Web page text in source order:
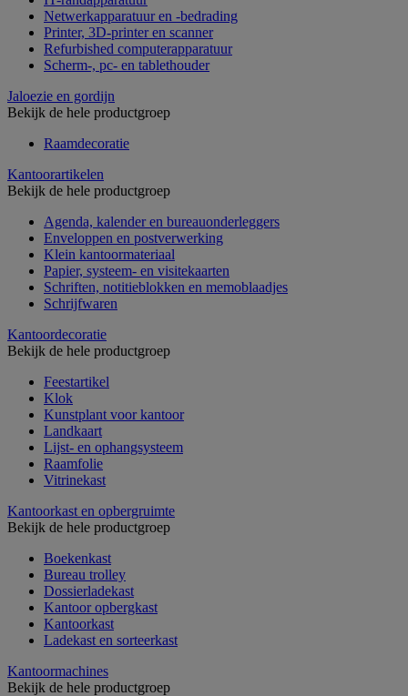
Netwerkapparatuur en -bedrading
Printer, 3D-printer en scanner
Refurbished computerapparatuur
Scherm-, pc- en tablethouder
Jaloezie en gordijn
Bekijk de hele productgroep
Raamdecoratie
Kantoorartikelen
Bekijk de hele productgroep
Agenda, kalender en bureauonderleggers
Enveloppen en postverwerking
Klein kantoormateriaal
Papier, systeem- en visitekaarten
Schriften, notitieblokken en memoblaadjes
Schrijfwaren
Kantoordecoratie
Bekijk de hele productgroep
Feestartikel
Klok
Kunstplant voor kantoor
Landkaart
Lijst- en ophangsysteem
Raamfolie
Vitrinekast
Kantoorkast en opbergruimte
Bekijk de hele productgroep
Boekenkast
Bureau trolley
Dossierladekast
Kantoor opbergkast
Kantoorkast
Ladekast en sorteerkast
Kantoormachines
Bekijk de hele productgroep